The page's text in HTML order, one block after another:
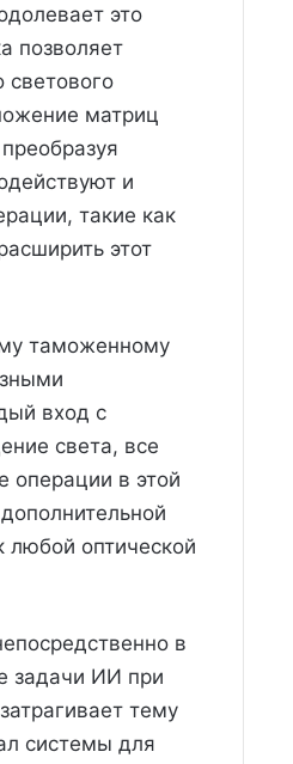
это
позволяет
матриц
и
такие как
этот
таможенному
вход с
света, все
операции в этой
любой оптической
в
задачи ИИ при
тему
системы для